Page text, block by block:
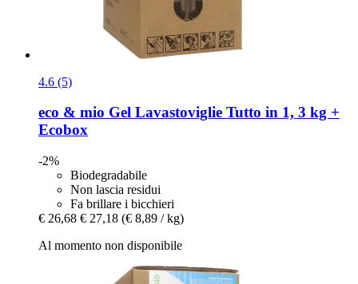
4.6 (5)
eco & mio Gel Lavastoviglie Tutto in 1, 3 kg +
Ecobox
-2%
Biodegradabile
Non lascia residui
Fa brillare i bicchieri
€ 26,68 € 27,18 (€ 8,89 / kg)
Al momento non disponibile